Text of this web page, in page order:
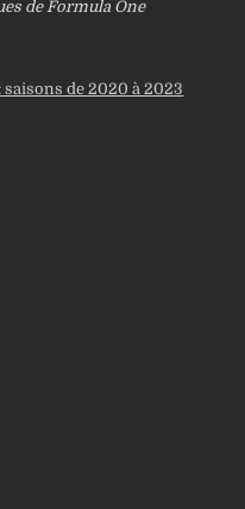
de Formula One
saisons de 2020 à 2023